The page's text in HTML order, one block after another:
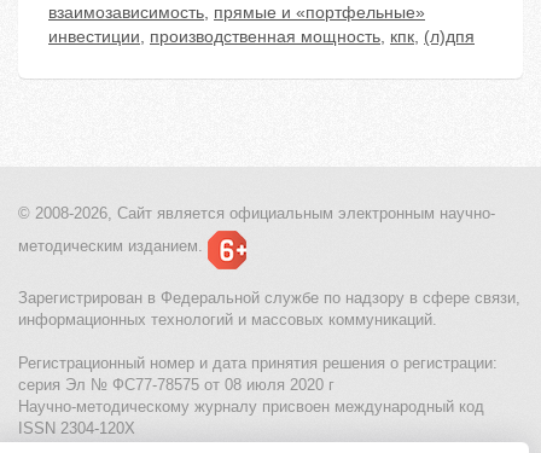
взаимозависимость, прямые и «портфельные»
инвестиции, производственная мощность, кпк, (л)дпя
© 2008-2026, Сайт является официальным электронным научно-
методическим изданием.
Зарегистрирован в Федеральной службе по надзору в сфере связи,
информационных технологий и массовых коммуникаций.
Регистрационный номер и дата принятия решения о регистрации:
серия Эл № ФС77-78575 от 08 июля 2020 г
Научно-методическому журналу присвоен международный код
ISSN 2304-120X